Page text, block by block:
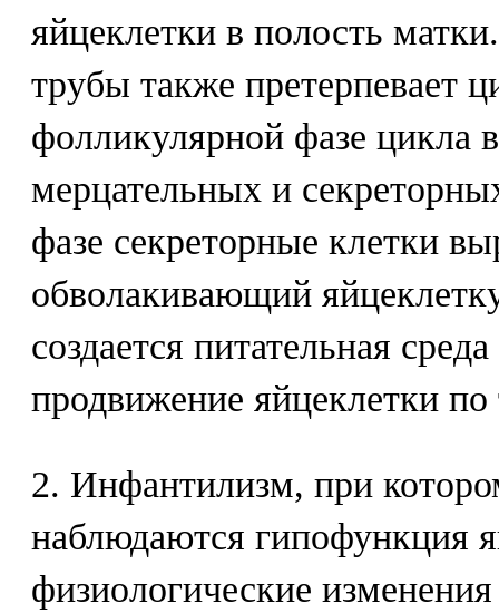
яйцеклетки в полость
трубы также претерпевает
фолликулярной фазе цикла
мерцательных и
фазе секреторные клетки
обволакивающий
создается питательная
продвижение яйцеклетки по
2. Инфантилизм, при
наблюдаются гипофункция
физиологические